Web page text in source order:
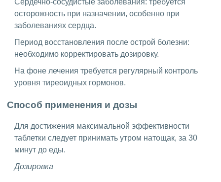
осторожность при назначении, особенно при
заболеваниях сердца.
Период восстановления после острой болезни:
необходимо корректировать дозировку.
На фоне лечения требуется регулярный контроль
уровня тиреоидных гормонов.
Способ применения и дозы
Для достижения максимальной эффективности
таблетки следует принимать утром натощак, за 30
минут до еды.
Дозировка